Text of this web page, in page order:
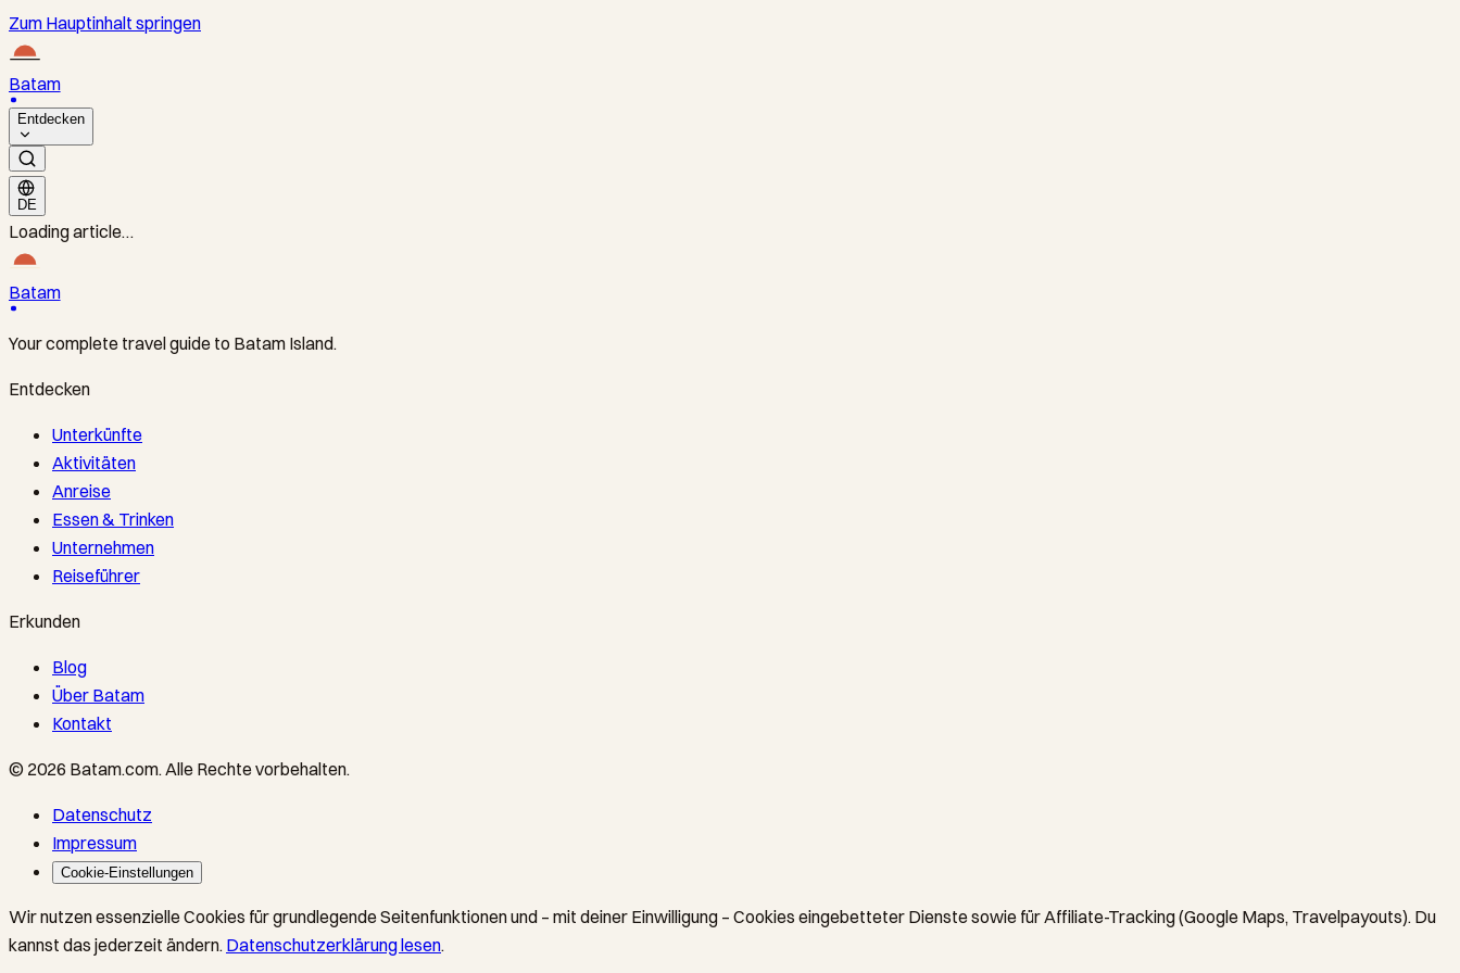
Zum Hauptinhalt springen
Batam
Entdecken
DE
Loading article…
Batam
Your complete travel guide to Batam Island.
Entdecken
Unterkünfte
Aktivitäten
Anreise
Essen & Trinken
Unternehmen
Reiseführer
Erkunden
Blog
Über Batam
Kontakt
© 2026 Batam.com.Alle Rechte vorbehalten.
Datenschutz
Impressum
Cookie-Einstellungen
Wir nutzen essenzielle Cookies für grundlegende Seitenfunktionen und – mit deiner Einwilligung – Cookies eingebetteter Dienste sowie für Affiliate-Tracking (Google Maps, Travelpayouts). Du
kannst das jederzeit ändern. Datenschutzerklärung lesen.